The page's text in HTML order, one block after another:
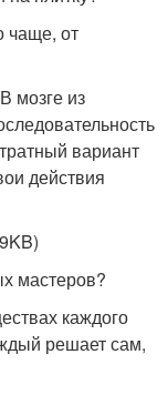
чаще, от
мозге из
вариант
действия
мастеров?
каждого
решает сам,